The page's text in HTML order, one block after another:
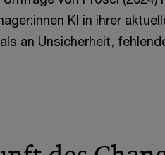
KI in ihrer
an Unsicherheit,